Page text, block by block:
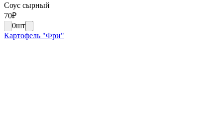
Соус сырный
70₽
0шт
Картофель "Фри"